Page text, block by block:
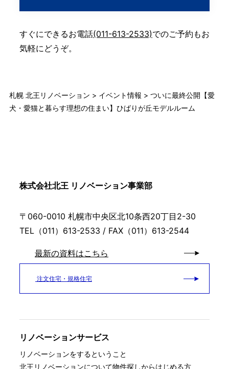
すぐにできるお電話(011-613-2533)でのご予約もお
気軽にどうぞ。
札幌 北王リノベーション > イベント情報 > ついに最終公開【愛
犬・愛猫と暮らす理想の住まい】ひばりが丘モデルルーム
株式会社北王 リノベーション事業部
〒060-0010 札幌市中央区北10条西20丁目2-30
TEL（011）613-2533 / FAX（011）613-2544
最新の資料はこちら
注文住宅・規格住宅
リノベーションサービス
リノベーションをするということ
北王リノベーションについて物件探しからはじめる方